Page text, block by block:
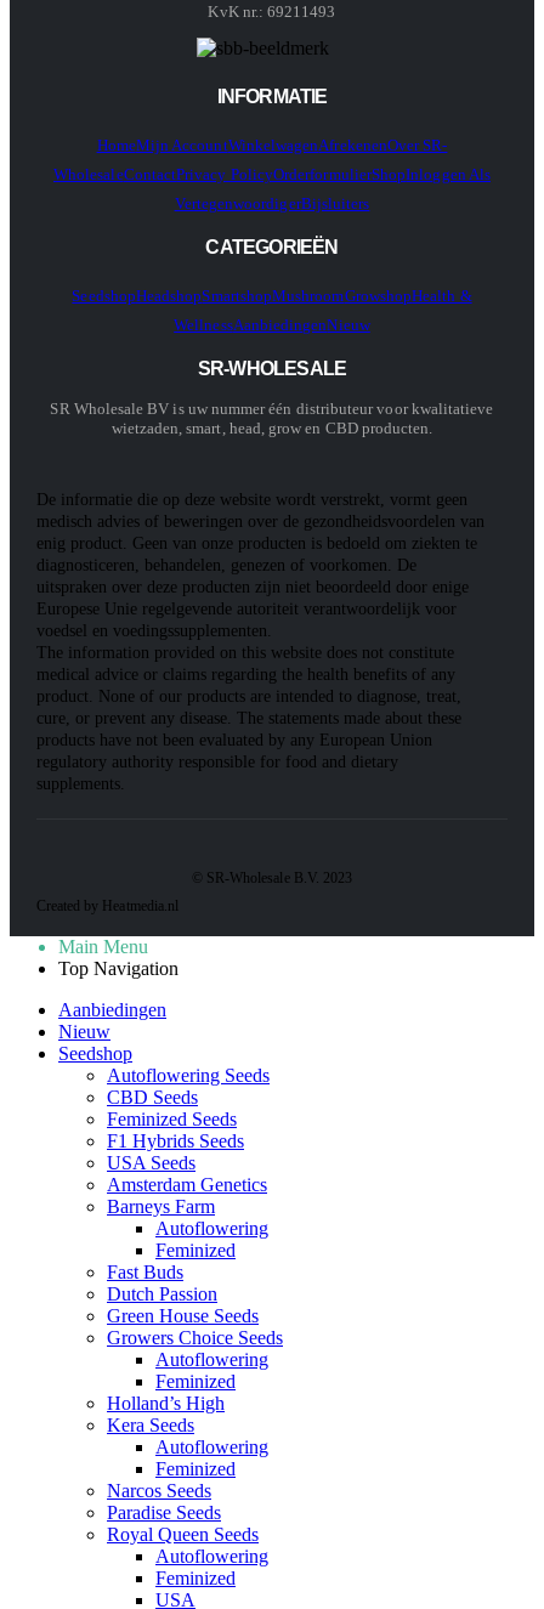
KvK nr.: 69211493
INFORMATIE
HomeMijn AccountWinkelwagenAfrekenenOver SR-
WholesaleContactPrivacy PolicyOrderformulierShopInloggen Als
VertegenwoordigerBijsluiters
CATEGORIEËN
SeedshopHeadshopSmartshopMushroomGrowshopHealth &
WellnessAanbiedingenNieuw
SR-WHOLESALE
SR Wholesale BV is uw nummer één distributeur voor kwalitatieve
wietzaden, smart, head, grow en CBD producten.
De informatie die op deze website wordt verstrekt, vormt geen
medisch advies of beweringen over de gezondheidsvoordelen van
enig product. Geen van onze producten is bedoeld om ziekten te
diagnosticeren, behandelen, genezen of voorkomen. De
uitspraken over deze producten zijn niet beoordeeld door enige
Europese Unie regelgevende autoriteit verantwoordelijk voor
voedsel en voedingssupplementen.
The information provided on this website does not constitute
medical advice or claims regarding the health benefits of any
product. None of our products are intended to diagnose, treat,
cure, or prevent any disease. The statements made about these
products have not been evaluated by any European Union
regulatory authority responsible for food and dietary
supplements.
© SR-Wholesale B.V. 2023
Created by Heatmedia.nl
Main Menu
Top Navigation
Aanbiedingen
Nieuw
Seedshop
Autoflowering Seeds
CBD Seeds
Feminized Seeds
F1 Hybrids Seeds
USA Seeds
Amsterdam Genetics
Barneys Farm
Autoflowering
Feminized
Fast Buds
Dutch Passion
Green House Seeds
Growers Choice Seeds
Autoflowering
Feminized
Holland’s High
Kera Seeds
Autoflowering
Feminized
Narcos Seeds
Paradise Seeds
Royal Queen Seeds
Autoflowering
Feminized
USA